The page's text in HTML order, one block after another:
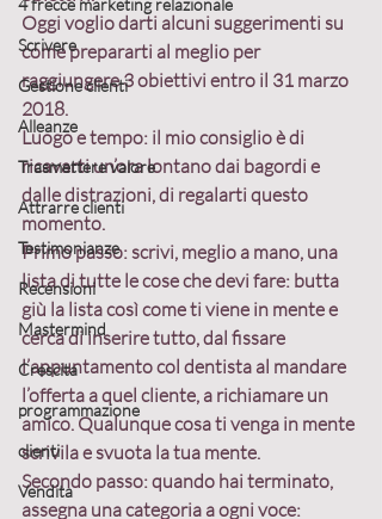
4 frecce marketing relazionale
Scrivere
Gestione clienti
Alleanze
Trasmettere valore
Attrarre clienti
Testimonianze
Recensioni
Mastermind
Crescita
programmazione
clienti
Vendita
Oggi voglio darti alcuni suggerimenti su
come prepararti al meglio per
raggiungere 3 obiettivi entro il 31 marzo
2018.
Luogo e tempo: il mio consiglio è di
ricavarti un’ora lontano dai bagordi e
dalle distrazioni, di regalarti questo
momento.
Primo passo: scrivi, meglio a mano, una
lista di tutte le cose che devi fare: butta
giù la lista così come ti viene in mente e
cerca di inserire tutto, dal fissare
l’appuntamento col dentista al mandare
l’offerta a quel cliente, a richiamare un
amico. Qualunque cosa ti venga in mente
scrivila e svuota la tua mente.
Secondo passo: quando hai terminato,
assegna una categoria a ogni voce: